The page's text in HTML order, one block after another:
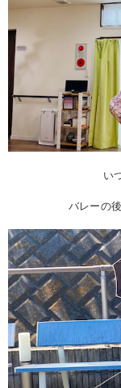
い
バレーの